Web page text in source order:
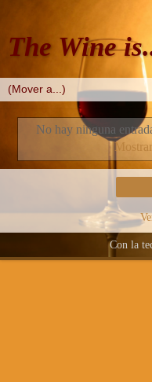
The Wine
No hay ninguna
Con la